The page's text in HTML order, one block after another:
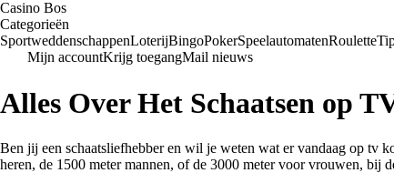
Casino Bos
Categorieën
SportweddenschappenLoterijBingoPokerSpeelautomatenRoulette
Mijn accountKrijg toegangMail nieuws
Alles Over Het Schaatsen op
Ben jij een schaatsliefhebber en wil je weten wat er vandaag op tv
heren, de 1500 meter mannen, of de 3000 meter voor vrouwen, bij